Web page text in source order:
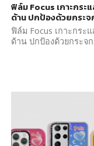
ฟิล์ม Focus เกาะกร
ด้าน ปกป้องด้วยกระ
ฟิล์ม Focus เกาะกระ
ด้าน ปกป้องด้วยกระจ